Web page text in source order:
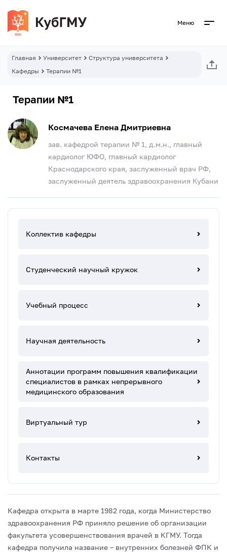
Меню
Главная Университет
Структура университета
Кафедры
Терапии №1
Терапии №1
Космачева Елена Дмитриевна
зав. кафедрой терапии № 1, д.м.н., главный
кардиолог ЮФО, главный кардиолог
Краснодарского края, заслуженный врач РФ,
заслуженный деятель здравоохранения Кубани
Коллектив кафедры
Студенческий научный кружок
Учебный процесс
Научная деятельность
Аннотации программ повышения квалификации
специалистов в рамках непрерывного
медицинского образования
Виртуальный тур
Контакты
Кафедра открыта в марте 1982 года, когда Министерство
здравоохранения РФ приняло решение об организации
факультета усовершенствования врачей в КГМУ. Тогда
кафедра получила название – внутренних болезней ФПК и